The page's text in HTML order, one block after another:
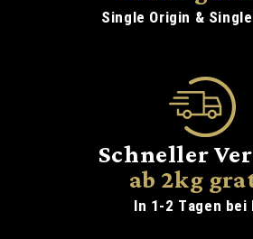
Single Origin &
Schneller
ab 2kg
In 1-2 Tagen bei